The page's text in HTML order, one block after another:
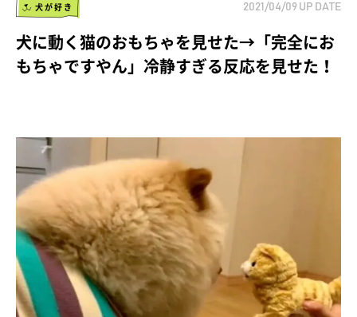
犬が好き 2021/04/09 UP DATE
犬に動く猫のおもちゃを見せた→「完全にお
もちゃですやん」冷静すぎる反応を見せた！